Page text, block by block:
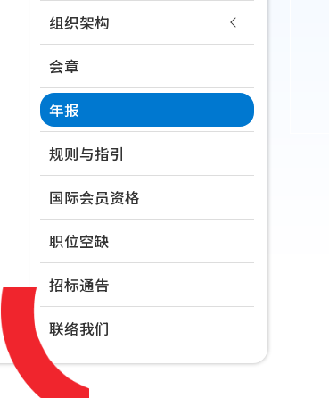
组织架构
会章
年报
规则与指引
国际会员资格
职位空缺
招标通告
联络我们